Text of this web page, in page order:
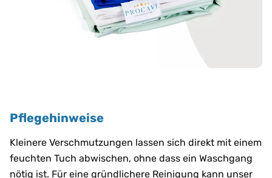
Pflegehinweise
Kleinere Verschmutzungen lassen sich direkt mit einem
feuchten Tuch abwischen, ohne dass ein Waschgang
nötig ist. Für eine gründlichere Reinigung kann unser